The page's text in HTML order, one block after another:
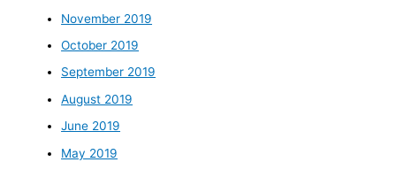
November 2019
October 2019
September 2019
August 2019
June 2019
May 2019